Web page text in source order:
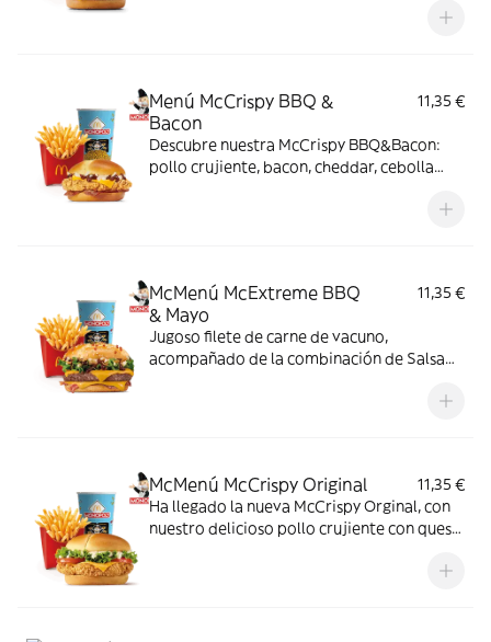
cheddar, pepinillo, cebolla en tiras, kétchup
Menú McCrispy BBQ &
Bacon
11,35 €
Descubre nuestra McCrispy BBQ&Bacon:
pollo crujiente, bacon, cheddar, cebolla
harina de trigo con copos de patata. ¡Sabor
McMenú McExtreme BBQ
& Mayo
11,35 €
Jugoso filete de carne de vacuno,
acompañado de la combinación de Salsa
doble de cheddar, lechuga fresca y tiras de
McMenú McCrispy Original
11,35 €
Ha llegado la nueva McCrispy Orginal, con
nuestro delicioso pollo crujiente con queso
original, crujiente lechuga y tomate fresco.